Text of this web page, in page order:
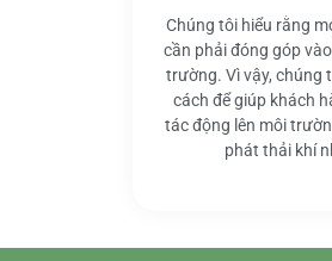
Chúng tôi hiểu rằng
cần phải đóng góp
trường. Vì vậy, chúng
cách để giúp khách
tác động lên môi
phát thải khí